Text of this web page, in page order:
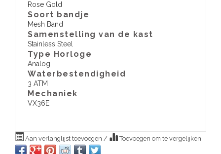
Rose Gold
Soort bandje
Mesh Band
Samenstelling van de kast
Stainless Steel
Type Horloge
Analog
Waterbestendigheid
3 ATM
​Mechaniek
VX36E
Aan verlanglijst toevoegen / Toevoegen om te vergelijken